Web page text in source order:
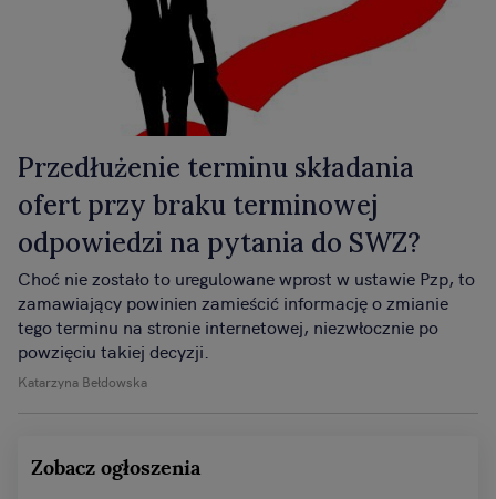
Przedłużenie terminu składania
ofert przy braku terminowej
odpowiedzi na pytania do SWZ?
Katarzyna Bełdowska
Choć nie zostało to uregulowane wprost w ustawie Pzp, to
zamawiający powinien zamieścić informację o zmianie
tego terminu na stronie internetowej, niezwłocznie po
powzięciu takiej decyzji.
Zobacz ogłoszenia